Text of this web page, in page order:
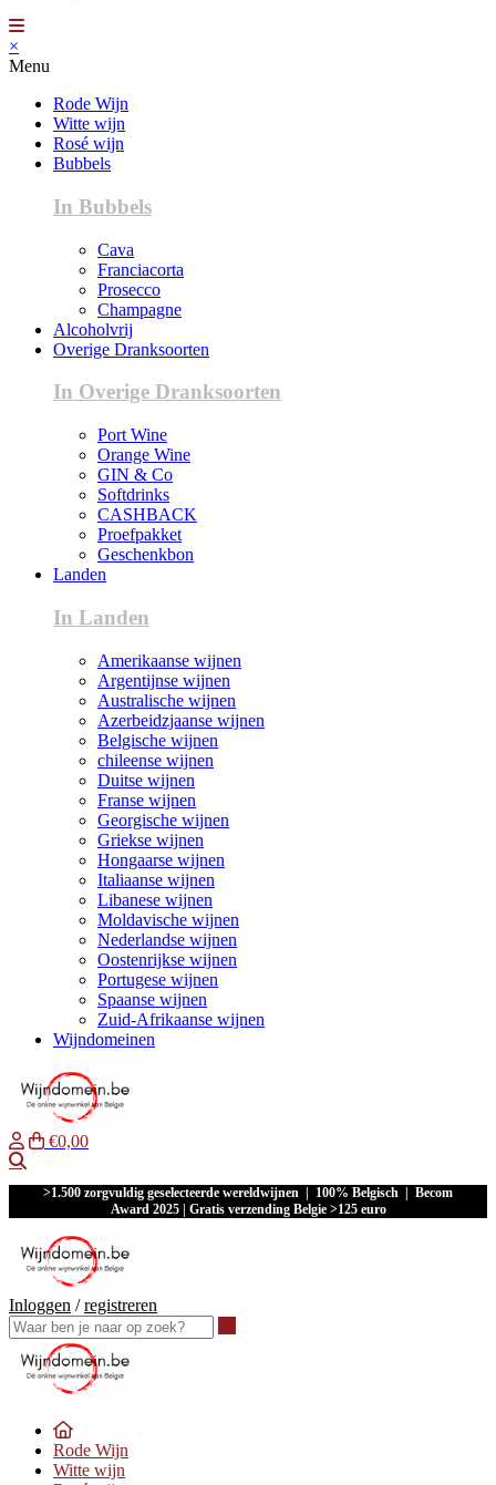
×
Menu
Rode Wijn
Witte wijn
Rosé wijn
Bubbels
In Bubbels
Cava
Franciacorta
Prosecco
Champagne
Alcoholvrij
Overige Dranksoorten
In Overige Dranksoorten
Port Wine
Orange Wine
GIN & Co
Softdrinks
CASHBACK
Proefpakket
Geschenkbon
Landen
In Landen
Amerikaanse wijnen
Argentijnse wijnen
Australische wijnen
Azerbeidzjaanse wijnen
Belgische wijnen
chileense wijnen
Duitse wijnen
Franse wijnen
Georgische wijnen
Griekse wijnen
Hongaarse wijnen
Italiaanse wijnen
Libanese wijnen
Moldavische wijnen
Nederlandse wijnen
Oostenrijkse wijnen
Portugese wijnen
Spaanse wijnen
Zuid-Afrikaanse wijnen
Wijndomeinen
€0,00
>1.500 zorgvuldig geselecteerde wereldwijnen | 100% Belgisch | Becom
Award 2025 | Gratis verzending Belgie >125 euro
Inloggen /registreren
Rode Wijn
Witte wijn